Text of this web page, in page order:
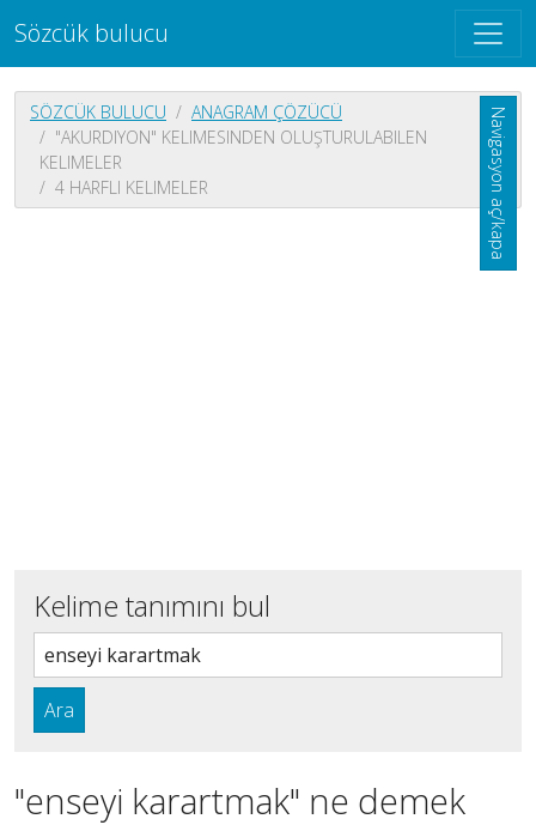
Sözcük bulucu
Navigasyon aç/kapa
SÖZCÜK BULUCU
ANAGRAM ÇÖZÜCÜ
"AKURDIYON" KELIMESINDEN OLUŞTURULABILEN
KELIMELER
4 HARFLI KELIMELER
Kelime tanımını bul
Ara
"enseyi karartmak" ne demek